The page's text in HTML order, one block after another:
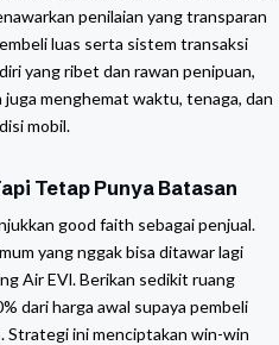
penilaian yang transparan
luas serta sistem transaksi
yang ribet dan rawan penipuan,
menghemat waktu, tenaga, dan
mobil.
Tetap Punya Batasan
good faith sebagai penjual.
yang nggak bisa ditawar lagi
Air EVl. Berikan sedikit ruang
dari harga awal supaya pembeli
Strategi ini menciptakan win-win